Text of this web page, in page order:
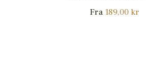
Fra 189,00 kr